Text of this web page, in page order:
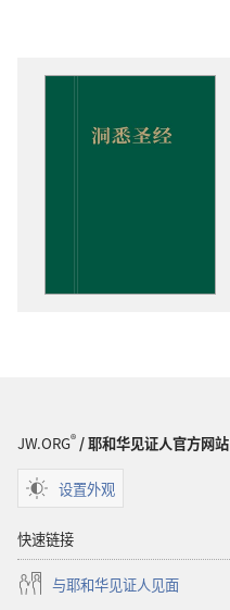
JW.ORG®/ 耶和华见证人官方网站
设置外观
快速链接
与耶和华见证人见面